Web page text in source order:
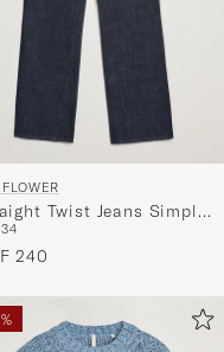
Twist Jeans Simple
Blue
34
240